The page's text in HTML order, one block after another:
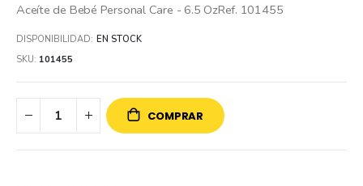
Aceíte de Bebé Personal Care - 6.5 OzRef. 101455
DISPONIBILIDAD: EN STOCK
SKU 101455
COMPRAR